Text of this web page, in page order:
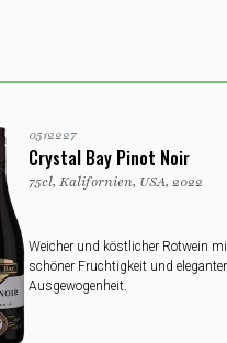
0512227
Crystal Bay Pinot Noir
75cl, Kalifornien, USA, 2022
Weicher und köstlicher Rotwein mit
schöner Fruchtigkeit und eleganter
Ausgewogenheit.